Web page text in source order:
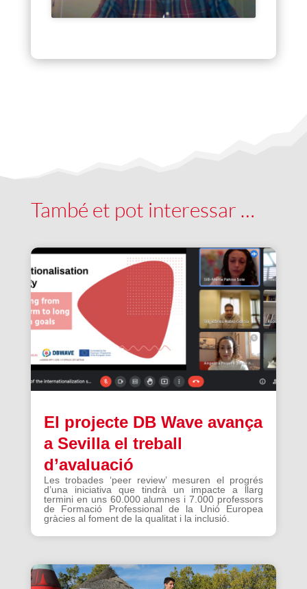
També et pot interessar …
El projecte DB Wave avança
a Sevilla el treball
d’avaluació
Les trobades ‘peer review’ mesuren el progrés
d’una iniciativa que tindrà un impacte a llarg
termini en uns 60.000 alumnes i 7.000 professors
de Formació Professional de la Unió Europea
gràcies al foment de la qualitat i la inclusió.